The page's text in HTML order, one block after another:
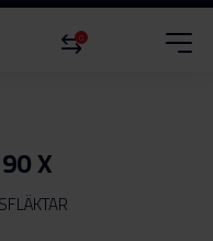
0
X